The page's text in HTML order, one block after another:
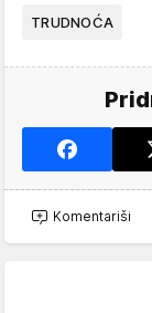
TRUDNOĆA
Komentariši